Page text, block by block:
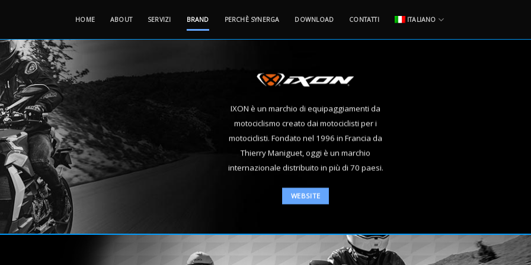
HOME ABOUT SERVIZI BRAND PERCHÈ SYNERGA DOWNLOAD CONTATTI ITALIANO
IXON è un marchio di equipaggiamenti da
motociclismo creato dai motociclisti per i
motociclisti. Fondato nel 1996 in Francia da
Thierry Maniguet, oggi è un marchio
internazionale distribuito in più di 70 paesi.
WEBSITE